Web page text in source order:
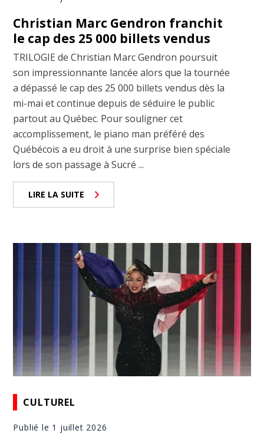
Christian Marc Gendron franchit
le cap des 25 000 billets vendus
TRILOGIE de Christian Marc Gendron poursuit
son impressionnante lancée alors que la tournée
a dépassé le cap des 25 000 billets vendus dès la
mi-mai et continue depuis de séduire le public
partout au Québec. Pour souligner cet
accomplissement, le piano man préféré des
Québécois a eu droit à une surprise bien spéciale
lors de son passage à Sucré ...
LIRE LA SUITE
CULTUREL
Publié le 1 juillet 2026